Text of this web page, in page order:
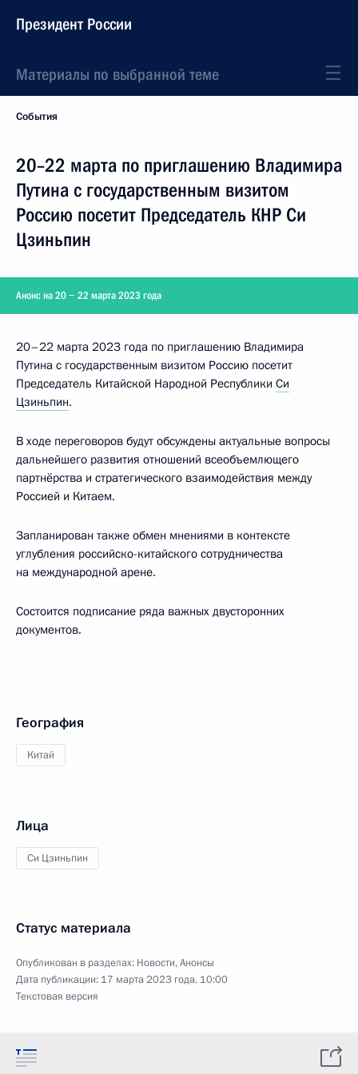
Президент России
Материалы по выбранной теме
События
20–22 марта по приглашению Владимира
Путина с государственным визитом
Россию посетит Председатель КНР Си
Цзиньпин
Анонс на 20 − 22 марта 2023 года
20–22 марта 2023 года по приглашению Владимира
Путина с государственным визитом Россию посетит
Председатель Китайской Народной Республики Си
Цзиньпин.
В ходе переговоров будут обсуждены актуальные вопросы
дальнейшего развития отношений всеобъемлющего
партнёрства и стратегического взаимодействия между
Россией и Китаем.
Запланирован также обмен мнениями в контексте
углубления российско-китайского сотрудничества
на международной арене.
Состоится подписание ряда важных двусторонних
документов.
География
Китай
Лица
Си Цзиньпин
Статус материала
Опубликован в разделах: Новости,Анонсы
Дата публикации: 17 марта 2023 года, 10:00
Текстовая версия